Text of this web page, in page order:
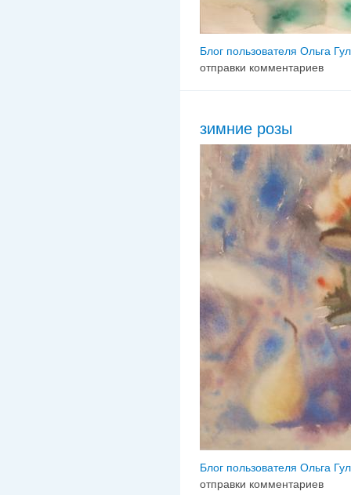
Блог пользователя Ольга
отправки комментариев
зимние розы
Блог пользователя Ольга
отправки комментариев